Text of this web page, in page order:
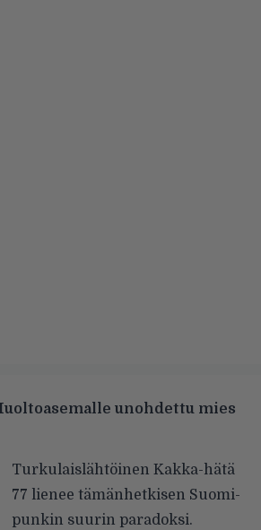
unohdettu mies
Turkulaislähtöinen Kakka-hätä
77 lienee tämänhetkisen Suomi-
punkin suurin paradoksi.